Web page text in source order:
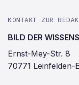
KONTAKT ZUR
BILD DER
Ernst-Mey-Str. 8
70771 Leinfelden-